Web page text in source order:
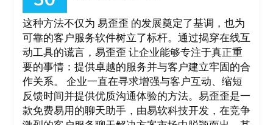
这种方法不仅为 易歪歪 的发展奠定了基调，也为
可靠的客户服务软件树立了标杆。通过揭穿在线互
动工具的谎言，易歪歪 让企业能够专注于真正重
要的事情：提供卓越的服务并与客户建立牢固的合
作关系。 企业一直在寻求增强与客户互动、缩短
反馈时间并提供优质沟通体验的方法。易歪歪是一
款免费易用的聊天助手，由易软科技开发，在竞争